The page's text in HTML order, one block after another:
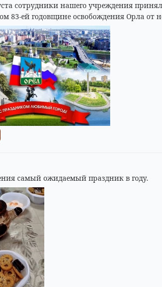
сотрудники нашего учреждения
83-ей годовщине освобождения Орла от
самый ожидаемый праздник в году.